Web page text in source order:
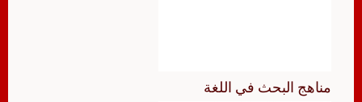
مناهج البحث في اللغة